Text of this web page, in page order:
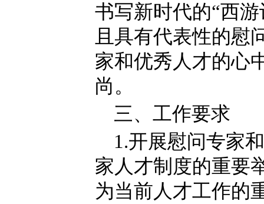
书写新时代的“西
且具有代表性的慰
家和优秀人才的心
尚。
三、工作要求
1.开展慰问专家
家人才制度的重要
为当前人才工作的